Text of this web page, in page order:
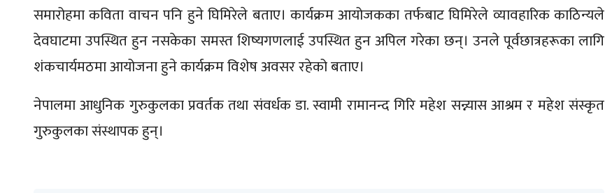
समारोहमा कविता वाचन पनि हुने घिमिरेले बताए। कार्यक्रम आयोजकका तर्फबाट घिमिरेले व्यावहारिक काठिन्यले
देवघाटमा उपस्थित हुन नसकेका समस्त शिष्यगणलाई उपस्थित हुन अपिल गरेका छन्। उनले पूर्वछात्रहरूका लागि
शंकचार्यमठमा आयोजना हुने कार्यक्रम विशेष अवसर रहेको बताए।
नेपालमा आधुनिक गुरुकुलका प्रवर्तक तथा संवर्धक डा. स्वामी रामानन्द गिरि महेश सन्न्यास आश्रम र महेश संस्कृत
गुरुकुलका संस्थापक हुन्।